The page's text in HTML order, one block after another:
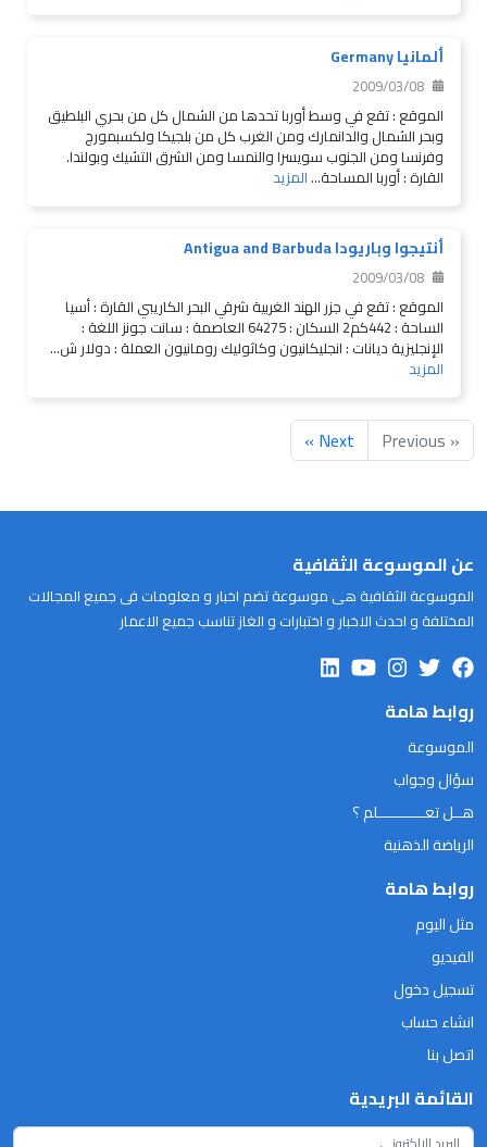
ألمانيا Germany
2009/03/08
الموقع : تقع في وسط أوربا تحدها من الشمال كل من بحري البلطيق
وبحر الشمال والدانمارك ومن الغرب كل من بلجيكا ولكسبمورج
وفرنسا ومن الجنوب سويسرا والنمسا ومن الشرق التشيك وبولندا.
القارة : أوربا المساحة...المزيد
أنتيجوا وباريودا Antigua and Barbuda
2009/03/08
الموقع : تقع في جزر الهند الغربية شرقي البحر الكاريبي القارة : أسيا
الساحة : 442كم2 السكان : 64275 العاصمة : سانت جونز اللغة :
الإنجليزية ديانات : انجليكانيون وكاثوليك رومانيون العملة : دولار ش...
المزيد
« Previous
Next »
عن الموسوعة الثقافية
الموسوعة الثقافية هى موسوعة تضم اخبار و معلومات فى جميع المجالات
المختلفة و احدث الاخبار و اختبارات و الغاز تناسب جميع الاعمار
روابط هامة
الموسوعة
سؤال وجواب
هــل تعـــــــــــلم ؟
الرياضة الذهنية
روابط هامة
مثل اليوم
الفيديو
تسجيل دخول
انشاء حساب
اتصل بنا
القائمة البريدية